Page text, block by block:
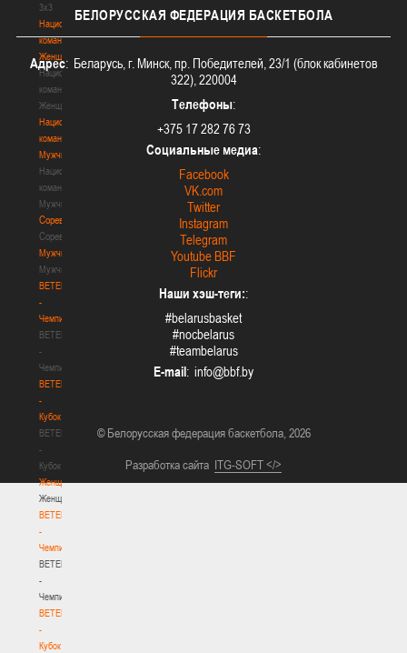
3х3
Национальная
команда.
Женщины
Национальная
команда.
Женщины
Национальная
команда.
Мужчины
Национальная
команда.
Мужчины
Соревнования
Соревнования
Мужчины
Мужчины
BETERA
-
Чемпионат
BETERA
-
Чемпионат
BETERA
-
Кубок
BETERA
-
Кубок
Женщины
Женщины
BETERA
-
Чемпионат
BETERA
-
Чемпионат
BETERA
-
Кубок
БЕЛОРУССКАЯ ФЕДЕРАЦИЯ БАСКЕТБОЛА
Адрес: Беларусь, г. Минск, пр. Победителей, 23/1 (блок кабинетов
322), 220004
Телефоны:
+375 17 282 76 73
Социальные медиа:
Facebook
VK.com
Twitter
Instagram
Telegram
Youtube BBF
Flickr
Наши хэш-теги::
#belarusbasket
#nocbelarus
#teambelarus
E-mail:
© Белорусская федерация баскетбола, 2026
Разработка сайта ITG-SOFT </>